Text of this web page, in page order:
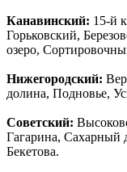
Канавинский: 15-й
Горьковский,
озеро,
Нижегородский:
долина, Подновье,
Советский:
Гагарина, Сахарный
Бекетова.